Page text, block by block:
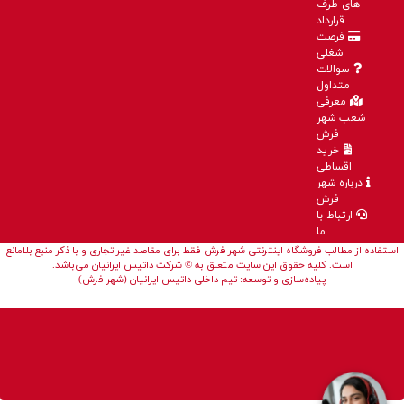
های طرف
قرارداد
فرصت
شغلی
سوالات
متداول
معرفی
شعب شهر
فرش
خرید
اقساطی
درباره شهر
فرش
ارتباط با
ما
استفاده از مطالب فروشگاه اینترنتی شهر فرش فقط برای مقاصد غیر تجاری و با ذکر منبع بلامانع
است. کلیه حقوق این سایت متعلق به © شرکت داتیس ایرانیان می‌باشد.
پیاده‌سازی و توسعه: تیم داخلی داتیس ایرانیان (شهر فرش)